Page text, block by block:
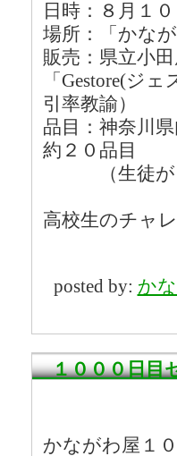
日時：８月１
場所：「かな
販売：県立小
「Gestore(ジ
引率教諭）
品目：神奈川
約２０品目
（生徒が自
高校生のチャ
posted by: か
１０００日目
かながわ屋１